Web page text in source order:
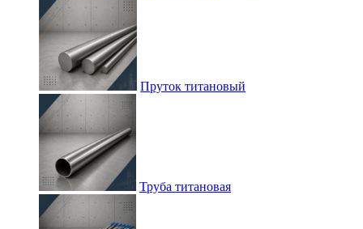
Пруток титановый
Труба титановая